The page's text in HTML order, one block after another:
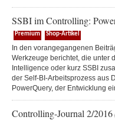
SSBI im Controlling:
Premium Shop-Artikel
In den vorangegangenen
Werkzeuge berichtet, die unter
Intelligence oder kurz SSBI
der Self-BI-Arbeitsprozess aus
PowerQuery, der Entwicklung
Controlling-Journal 2/2016